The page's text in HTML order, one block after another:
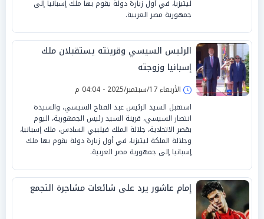
ليتيزيا، في أول زيارة دولة يقوم بها ملك إسبانيا إلى
جمهورية مصر العربية.
الرئيس السيسي وقرينته يستقبلان ملك
إسبانيا وزوجته
الأربعاء 17/سبتمبر/2025 - 04:04 م
استقبل السيد الرئيس عبد الفتاح السيسي، والسيدة
انتصار السيسي، قرينة السيد رئيس الجمهورية، اليوم
بقصر الاتحادية، جلالة الملك فيليبي السادس، ملك إسبانيا،
وجلالة الملكة ليتيزيا، في أول زيارة دولة يقوم بها ملك
إسبانيا إلى جمهورية مصر العربية.
إمام عاشور يرد على شائعات مشاجرة التجمع